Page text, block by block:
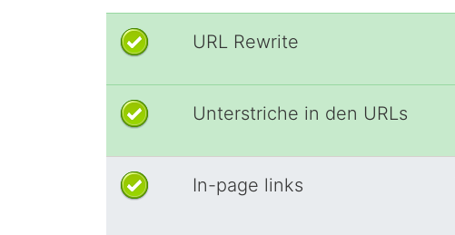
URL Rewrite
Unterstriche in den URLs
In-page links